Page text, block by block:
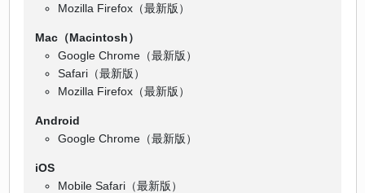
Mozilla Firefox（最新版）
Mac（Macintosh）
Google Chrome（最新版）
Safari（最新版）
Mozilla Firefox（最新版）
Android
Google Chrome（最新版）
iOS
Mobile Safari（最新版）